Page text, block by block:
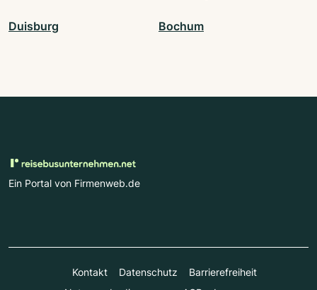
Duisburg Bochum
Ein Portal von Firmenweb.de
Kontakt Datenschutz
Barrierefreiheit